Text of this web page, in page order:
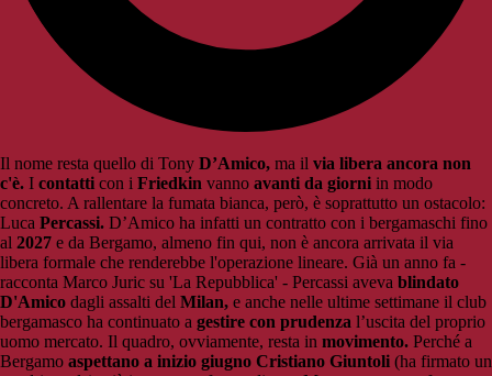
Il nome resta quello di Tony D’Amico, ma il via libera ancora non
c'è. I contatti con i Friedkin vanno avanti da giorni in modo
concreto. A rallentare la fumata bianca, però, è soprattutto un ostacolo:
Luca Percassi. D’Amico ha infatti un contratto con i bergamaschi fino
al 2027 e da Bergamo, almeno fin qui, non è ancora arrivata il via
libera formale che renderebbe l'operazione lineare. Già un anno fa -
racconta Marco Juric su 'La Repubblica' - Percassi aveva blindato
D'Amico dagli assalti del Milan, e anche nelle ultime settimane il club
bergamasco ha continuato a gestire con prudenza l’uscita del proprio
uomo mercato. Il quadro, ovviamente, resta in movimento. Perché a
Bergamo aspettano a inizio giugno Cristiano Giuntoli (ha firmato un